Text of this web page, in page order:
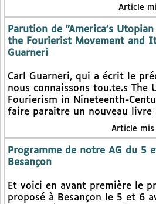
Article
Parution de "America’s
the Fourierist Movement and
Guarneri
Carl Guarneri, qui a écrit le
nous connaissons tou.te.s The
Fourierism in Nineteenth-
faire paraitre un nouveau
Article mis
Programme de notre AG du 5
Besançon
Et voici en avant première le
proposé à Besançon le 5 et 6